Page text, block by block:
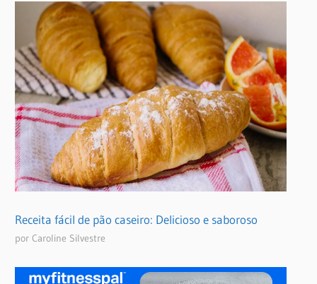
Receita fácil de pão caseiro: Delicioso e saboroso
por Caroline Silvestre